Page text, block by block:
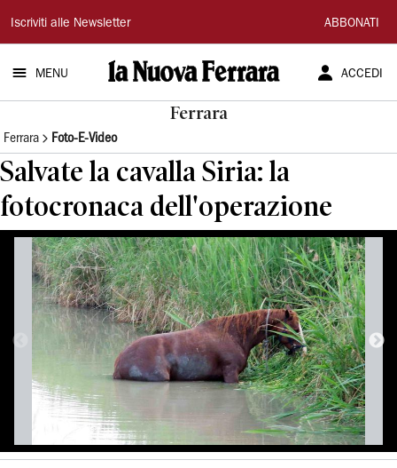
La
Nuova
Ferrara
Iscriviti alle Newsletter ABBONATI
MENU ACCEDI
Ferrara
Ferrara Foto-E-Video
Salvate la cavalla Siria: la
fotocronaca dell'operazione